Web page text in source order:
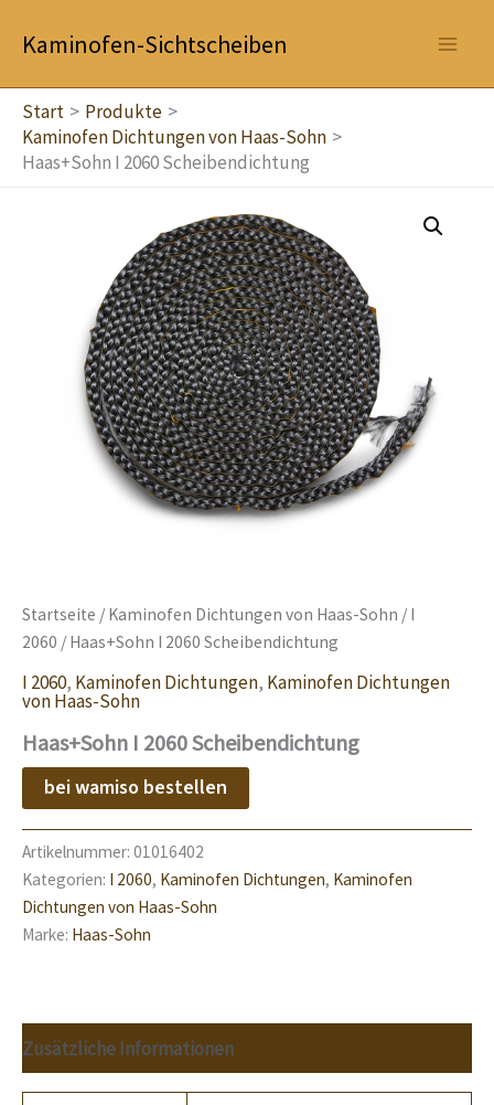
InhaltKaminofen-Sichtscheiben
Start
Produkte
Kaminofen Dichtungen von Haas-Sohn
Haas+Sohn I 2060 Scheibendichtung
Startseite / Kaminofen Dichtungen von Haas-Sohn / I
2060 / Haas+Sohn I 2060 Scheibendichtung
I 2060, Kaminofen Dichtungen, Kaminofen Dichtungen
von Haas-Sohn
Haas+Sohn I 2060 Scheibendichtung
bei wamiso bestellen
Artikelnummer: 01016402
Kategorien: I 2060, Kaminofen Dichtungen, Kaminofen
Dichtungen von Haas-Sohn
Marke: Haas-Sohn
Zusätzliche Informationen